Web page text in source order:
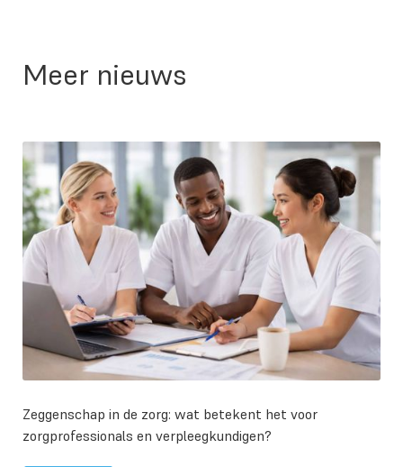
Meer nieuws
Zeggenschap in de zorg: wat betekent het voor
zorgprofessionals en verpleegkundigen?